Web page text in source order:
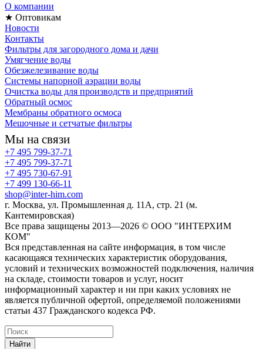
О компании
★ Оптовикам
Новости
Контакты
Фильтры для загородного дома и дачи
Умягчение воды
Обезжелезивание воды
Системы напорной аэрации воды
Очистка воды для производств и предприятий
Обратный осмос
Мембраны обратного осмоса
Мешочные и сетчатые фильтры
Мы на связи
+7 495 799-37-71
+7 495 799-37-71
+7 495 730-67-91
+7 499 130-66-11
shop@inter-him.com
г. Москва, ул. Промышленная д. 11А, стр. 21 (м.
Кантемировская)
Все права защищены 2013—2026 © OOO "ИНТЕРХИМ
КОМ"
Вся представленная на сайте информация, в том числе
касающаяся технических характеристик оборудования,
условий и технических возможностей подключения, наличия
на складе, стоимости товаров и услуг, носит
информационный характер и ни при каких условиях не
является публичной офертой, определяемой положениями
статьи 437 Гражданского кодекса РФ.
Найти